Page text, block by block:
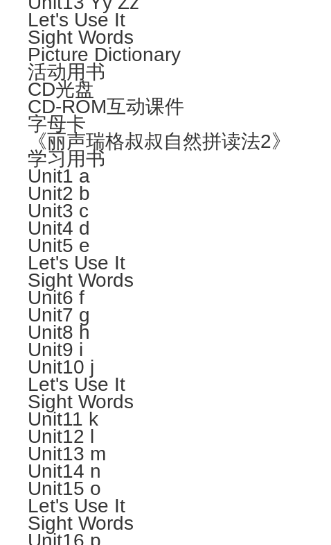
Let's Use It
Sight Words
Picture Dictionary
活动用书
CD光盘
CD-ROM互动课件
字母卡
《丽声瑞格叔叔自然拼读法2》
学习用书
Unit1 a
Unit2 b
Unit3 c
Unit4 d
Unit5 e
Let's Use It
Sight Words
Unit6 f
Unit7 g
Unit8 h
Unit9 i
Unit10 j
Let's Use It
Sight Words
Unit11 k
Unit12 l
Unit13 m
Unit14 n
Unit15 o
Let's Use It
Sight Words
Unit16 p